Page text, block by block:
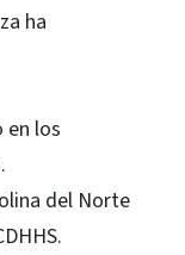
ha
en los
del Norte